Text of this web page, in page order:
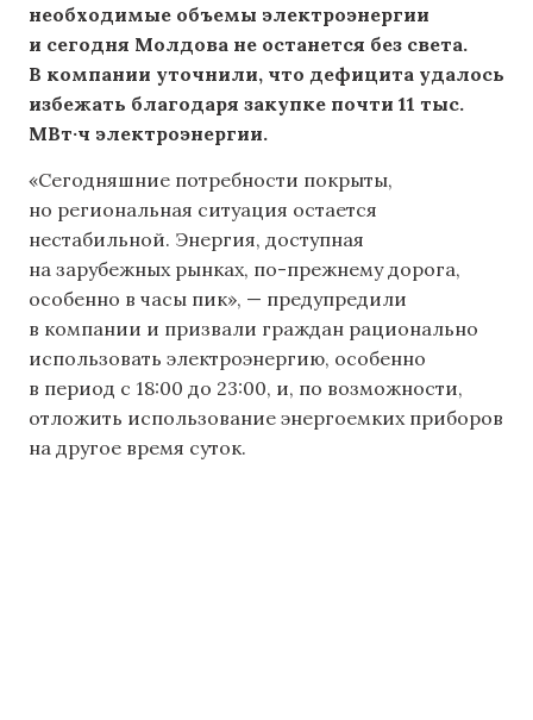
необходимые объемы электроэнергии
и сегодня Молдова не останется без света.
В компании уточнили, что дефицита удалось
избежать благодаря закупке почти 11 тыс.
МВт·ч электроэнергии.
«Сегодняшние потребности покрыты,
но региональная ситуация остается
нестабильной. Энергия, доступная
на зарубежных рынках, по-прежнему дорога,
особенно в часы пик», — предупредили
в компании и призвали граждан рационально
использовать электроэнергию, особенно
в период с 18:00 до 23:00, и, по возможности,
отложить использование энергоемких приборов
на другое время суток.